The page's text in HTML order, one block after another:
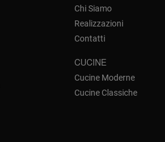
Chi Siamo
Realizzazioni
Contatti
CUCINE
Cucine Moderne
Cucine Classiche